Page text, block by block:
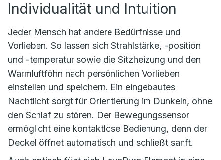
Individualität und Intuition
Jeder Mensch hat andere Bedürfnisse und
Vorlieben. So lassen sich Strahlstärke, -position
und -temperatur sowie die Sitzheizung und den
Warmluftföhn nach persönlichen Vorlieben
einstellen und speichern. Ein eingebautes
Nachtlicht sorgt für Orientierung im Dunkeln, ohne
den Schlaf zu stören. Der Bewegungssensor
ermöglicht eine kontaktlose Bedienung, denn der
Deckel öffnet automatisch und schließt sanft.